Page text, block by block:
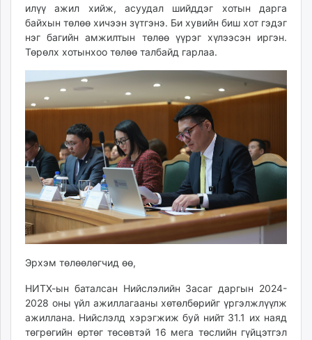
илүү ажил хийж, асуудал шийддэг хотын дарга
байхын төлөө хичээн зүтгэнэ. Би хувийн биш хот гэдэг
нэг багийн амжилтын төлөө үүрэг хүлээсэн иргэн.
Төрөлх хотынхоо төлөө талбайд гарлаа.
Эрхэм төлөөлөгчид өө,
НИТХ-ын баталсан Нийслэлийн Засаг даргын 2024-
2028 оны үйл ажиллагааны хөтөлбөрийг үргэлжлүүлж
ажиллана. Нийслэлд хэрэгжиж буй нийт 31.1 их наяд
төгрөгийн өртөг төсөвтэй 16 мега төслийн гүйцэтгэл